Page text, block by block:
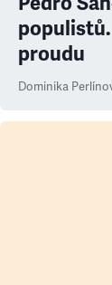
proudu
Dominika